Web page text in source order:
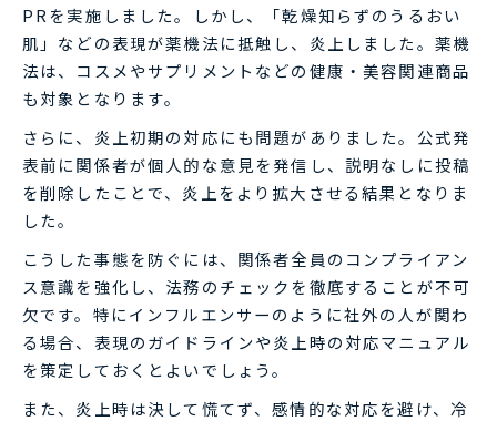
PRを実施しました。しかし、「乾燥知らずのうるおい
肌」などの表現が薬機法に抵触し、炎上しました。薬機
法は、コスメやサプリメントなどの健康・美容関連商品
も対象となります。
さらに、炎上初期の対応にも問題がありました。公式発
表前に関係者が個人的な意見を発信し、説明なしに投稿
を削除したことで、炎上をより拡大させる結果となりま
した。
こうした事態を防ぐには、関係者全員のコンプライアン
ス意識を強化し、法務のチェックを徹底することが不可
欠です。特にインフルエンサーのように社外の人が関わ
る場合、表現のガイドラインや炎上時の対応マニュアル
を策定しておくとよいでしょう。
また、炎上時は決して慌てず、感情的な対応を避け、冷